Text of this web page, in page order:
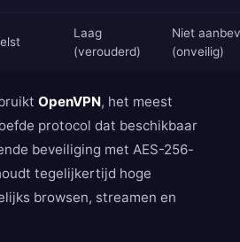
Laag
(verouderd)
Niet
(onveilig)
OpenVPN, het meest
protocol dat beschikbaar
beveiliging met AES-256-
tegelijkertijd hoge
browsen, streamen en